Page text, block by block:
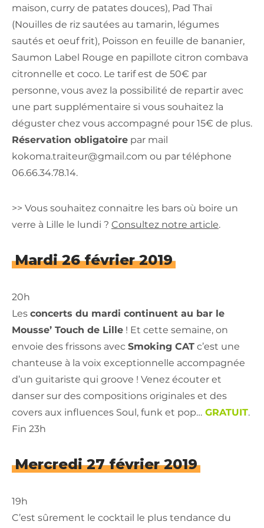
maison, curry de patates douces), Pad Thaï
(Nouilles de riz sautées au tamarin, légumes
sautés et oeuf frit), Poisson en feuille de bananier,
Saumon Label Rouge en papillote citron combava
citronnelle et coco. Le tarif est de 50€ par
personne, vous avez la possibilité de repartir avec
une part supplémentaire si vous souhaitez la
déguster chez vous accompagné pour 15€ de plus.
Réservation obligatoire par mail
kokoma.traiteur@gmail.com ou par téléphone
06.66.34.78.14.
>> Vous souhaitez connaitre les bars où boire un
verre à Lille le lundi ? Consultez notre article.
Mardi 26 février 2019
20h
Les concerts du mardi continuent au bar le
Mousse’ Touch de Lille ! Et cette semaine, on
envoie des frissons avec Smoking CAT c’est une
chanteuse à la voix exceptionnelle accompagnée
d’un guitariste qui groove ! Venez écouter et
danser sur des compositions originales et des
covers aux influences Soul, funk et pop… GRATUIT.
Fin 23h
Mercredi 27 février 2019
19h
C’est sûrement le cocktail le plus tendance du